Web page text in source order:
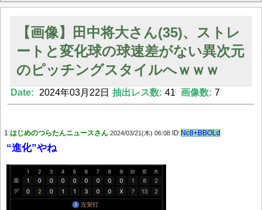
マーベル帝国、まさかの反省！？『サンダーボルツ』の高評価は本物か？ディズ
【モー娘。石田亜佑美】ファーストテイク出演も新規獲得ならず？北川莉央が1
【画像あり】FacebookとかTwitterで拾ったエロ画像貼ってくよ
【画像】田中将大さん(35)、ストレ
ートと変化球の球速差がない異次元
のピッチングスタイルへｗｗｗ
Date: 2024年03月22日 抽出レス数: 41 画像数: 7
1:はじめのつらたんニュースさん 2024/03/21(木) 06:08 ID:Nc8+BBOLd
“進化”やね